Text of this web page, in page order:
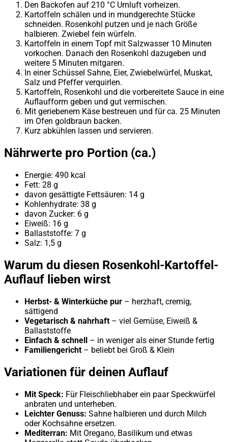
Den Backofen auf 210 °C Umluft vorheizen.
Kartoffeln schälen und in mundgerechte Stücke
schneiden. Rosenkohl putzen und je nach Größe
halbieren. Zwiebel fein würfeln.
Kartoffeln in einem Topf mit Salzwasser 10 Minuten
vorkochen. Danach den Rosenkohl dazugeben und
weitere 5 Minuten mitgaren.
In einer Schüssel Sahne, Eier, Zwiebelwürfel, Muskat,
Salz und Pfeffer verquirlen.
Kartoffeln, Rosenkohl und die vorbereitete Sauce in eine
Auflaufform geben und gut vermischen.
Mit geriebenem Käse bestreuen und für ca. 25 Minuten
im Ofen goldbraun backen.
Kurz abkühlen lassen und servieren.
Nährwerte pro Portion (ca.)
Energie: 490 kcal
Fett: 28 g
davon gesättigte Fettsäuren: 14 g
Kohlenhydrate: 38 g
davon Zucker: 6 g
Eiweiß: 16 g
Ballaststoffe: 7 g
Salz: 1,5 g
Warum du diesen Rosenkohl-Kartoffel-
Auflauf lieben wirst
Herbst- & Winterküche pur – herzhaft, cremig,
sättigend
Vegetarisch & nahrhaft – viel Gemüse, Eiweiß &
Ballaststoffe
Einfach & schnell – in weniger als einer Stunde fertig
Familiengericht – beliebt bei Groß & Klein
Variationen für deinen Auflauf
Mit Speck: Für Fleischliebhaber ein paar Speckwürfel
anbraten und unterheben.
Leichter Genuss: Sahne halbieren und durch Milch
oder Kochsahne ersetzen.
Mediterran: Mit Oregano, Basilikum und etwas